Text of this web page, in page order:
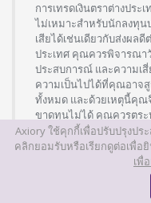
การเทรดเงินตราต่างปร
ไม่เหมาะสำหรับนักลงทุนบ
เสียได้เช่นเดียวกับส่งผล
ประเทศ คุณควรพิจารณา
ประสบการณ์ และความเ
ความเป็นไปได้ที่คุณอาจสู
ทั้งหมด และด้วยเหตุนี้คุณ
ขาดทุนไม่ได้ คุณควรตระ
การเทรดเงินตราต่างปร
ทางการเงินอิสระหากคุณ
เป็นเครื่องหมายการค้
Axiory ใช้คุกกี้เพื่อปรับปรุงป
คลิกยอมรับหรือเรียกดูต่อเพื่อ
เพื่